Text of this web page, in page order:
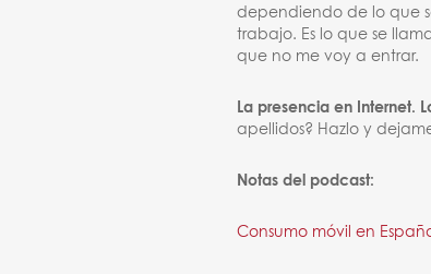
dependiendo de lo que
trabajo. Es lo que se
que no me voy a entrar.
La presencia en Internet.
apellidos? Hazlo y
Notas del podcast:
Consumo móvil en